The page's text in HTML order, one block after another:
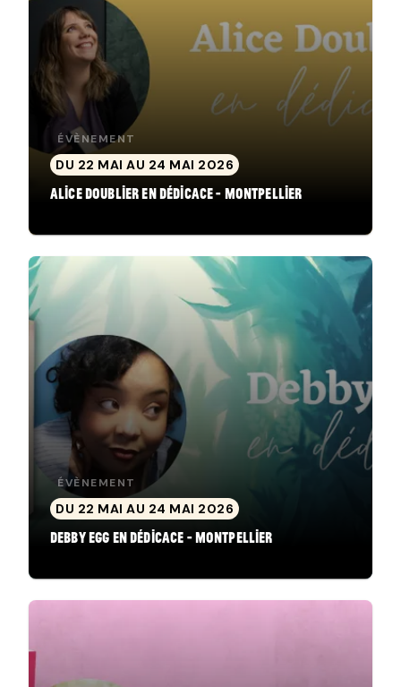
ÉVÈNEMENT
DU 22 MAI AU 24 MAI 2026
Alice Doublier en dédicace - Montpellier
ÉVÈNEMENT
DU 22 MAI AU 24 MAI 2026
Debby Egg en dédicace - Montpellier